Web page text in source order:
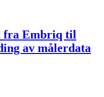
fra Embriq til
av målerdata